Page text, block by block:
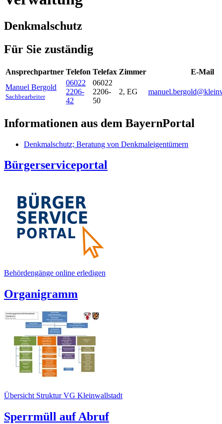
Denkmalschutz
Für Sie zuständig
Ansprechpartner Telefon Telefax Zimmer
E-Mail
Manuel Bergold
Sachbearbeiter
06022
2206-
42
06022
2206-
50
2, EG
Informationen aus dem BayernPortal
Denkmalschutz; Beratung von Denkmaleigentümern
Bürgerserviceportal
Behördengänge online erledigen
Organigramm
Übersicht Struktur VG Kleinwallstadt
Sperrmüll auf Abruf